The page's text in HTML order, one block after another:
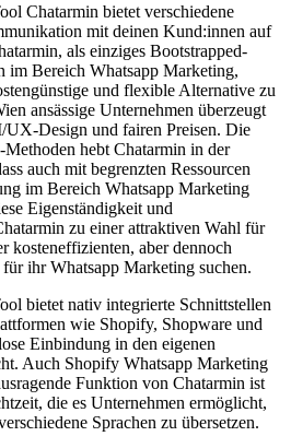
Chatarmin bietet verschiedene
mit deinen Kund:innen auf
als einziges Bootstrapped-
im Bereich Whatsapp Marketing,
und flexible Alternative zu
ansässige Unternehmen überzeugt
UX-Design und fairen Preisen. Die
hebt Chatarmin in der
auch mit begrenzten Ressourcen
im Bereich Whatsapp Marketing
Eigenständigkeit und
zu einer attraktiven Wahl für
kosteneffizienten, aber dennoch
ihr Whatsapp Marketing suchen.
bietet nativ integrierte Schnittstellen
wie Shopify, Shopware und
Einbindung in den eigenen
Auch Shopify Whatsapp Marketing
Funktion von Chatarmin ist
die es Unternehmen ermöglicht,
Sprachen zu übersetzen.